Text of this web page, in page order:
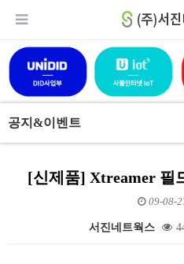
공지&이벤트
[신제품] Xtreamer 필
09-08-
서진네트웍스